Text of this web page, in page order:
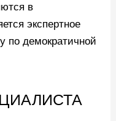
в
экспертное
по демократичной